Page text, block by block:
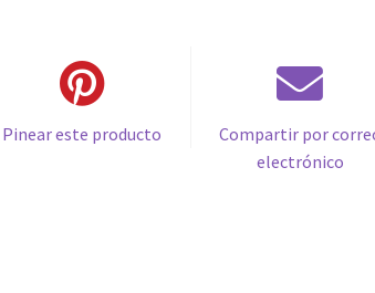
Pinear este producto
Compartir por
electrónico